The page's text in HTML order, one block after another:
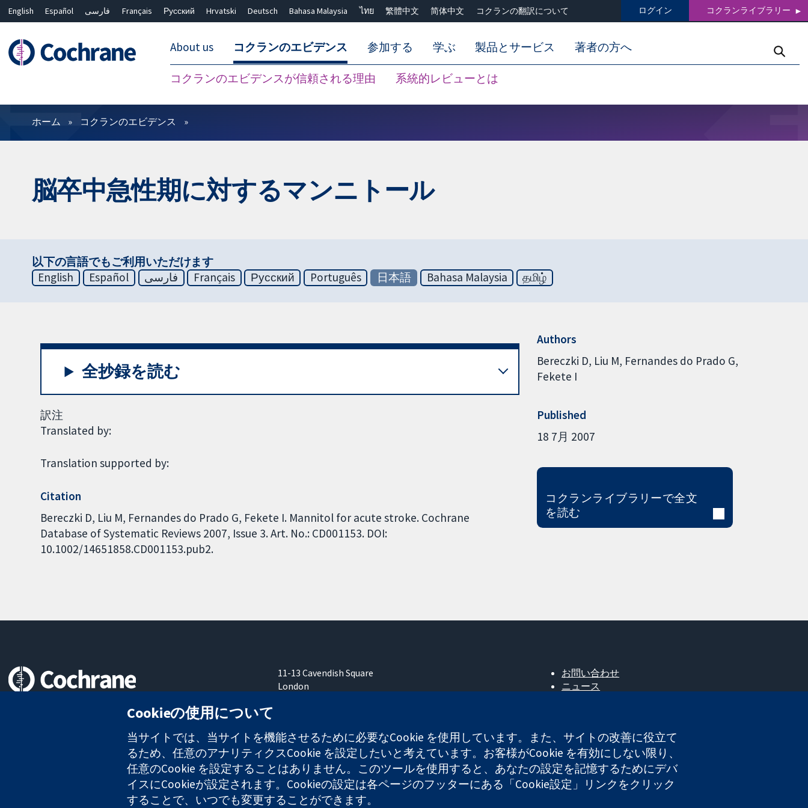
English Español فارسی Français Русский Hrvatski Deutsch Bahasa Malaysia ไทย 繁體中文 简体中文 コクランの翻訳について ログイン コクランライブラリー
About us コクランのエビデンス
コクランのエビデンスが信頼される理由 系統的レビューとは
参加する 学ぶ 製品とサービス 著者の方へ
フィルター
ホーム コクランのエビデンス
脳卒中急性期に対するマンニトール
以下の言語でもご利用いただけます
English
Español فارسی Français Русский Português 日本語 Bahasa Malaysia தமிழ்
全抄録を読む
訳注
Translated by:
Translation supported by:
Citation
Bereczki D, Liu M, Fernandes do Prado G, Fekete I. Mannitol for acute stroke. Cochrane
Database of Systematic Reviews 2007, Issue 3. Art. No.: CD001153. DOI:
10.1002/14651858.CD001153.pub2.
Authors
Bereczki D Liu M Fernandes do Prado G
Fekete I
Published
18 7月 2007
コクランライブラリーで全文
を読む
情報に基づく意思決定により
11-13 Cavendish Square
London
お問い合わせ
ニュース
Cochrane Library
コクラン・コラボレーションは、イングランド及びウェールズに登録された慈善団体（登録番号 1045921）および保証有限責任会社（登録番号 03044323）です。付加価値税登録番号 GB 718
Cookieの使用について
当サイトでは、当サイトを機能させるために必要なCookie を使用しています。また、サイトの改善に役立て
るため、任意のアナリティクスCookie を設定したいと考えています。お客様がCookie を有効にしない限り、
任意のCookie を設定することはありません。このツールを使用すると、あなたの設定を記憶するためにデバ
イスにCookieが設定されます。Cookieの設定は各ページのフッターにある「Cookie設定」リンクをクリック
することで、いつでも変更することができます。